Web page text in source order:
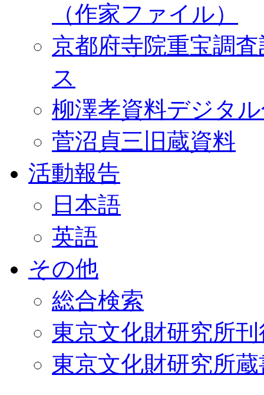
（作家ファイル）
京都府寺院重宝調
ス
柳澤孝資料デジタ
菅沼貞三旧蔵資料
活動報告
日本語
英語
その他
総合検索
東京文化財研究所
東京文化財研究所